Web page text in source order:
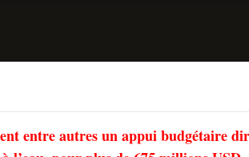
entre autres un appui budgétaire